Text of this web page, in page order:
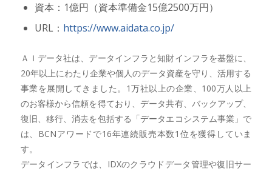
資本：1億円（資本準備金15億2500万円）
URL： https://www.aidata.co.jp/
ＡＩデータ社は、データインフラと知財インフラを基盤に、
20年以上にわたり企業や個人のデータ資産を守り、活用する
事業を展開してきました。1万社以上の企業、100万人以上
のお客様から信頼を得ており、データ共有、バックアップ、
復旧、移行、消去を包括する「データエコシステム事業」で
は、BCNアワードで16年連続販売本数1位を獲得していま
す。
データインフラでは、IDXのクラウドデータ管理や復旧サー